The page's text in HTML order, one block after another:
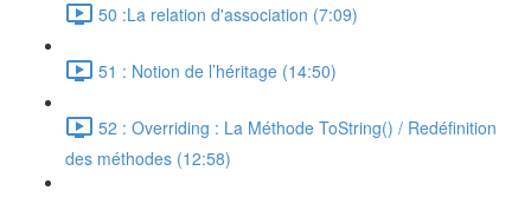
50 :La relation d'association (7:09)
51 : Notion de l’héritage (14:50)
52 : Overriding : La Méthode ToString() / Redéfinition
des méthodes (12:58)